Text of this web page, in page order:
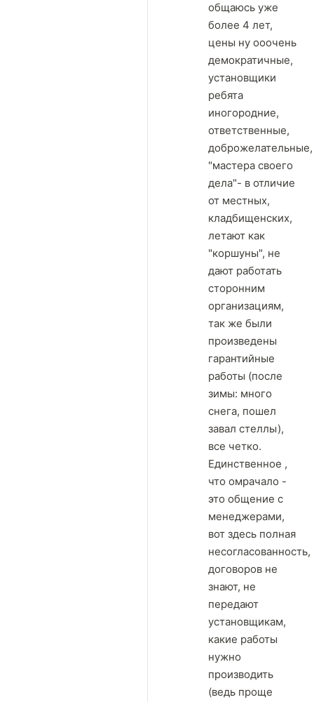
общаюсь уже
более 4 лет,
цены ну ооочень
демократичные,
установщики
ребята
иногородние,
ответственные,
доброжелательные,
"мастера своего
дела"- в отличие
от местных,
кладбищенских,
летают как
"коршуны", не
дают работать
сторонним
организациям,
так же были
произведены
гарантийные
работы (после
зимы: много
снега, пошел
завал стеллы),
все четко.
Единственное ,
что омрачало -
это общение с
менеджерами,
вот здесь полная
несогласованность,
договоров не
знают, не
передают
установщикам,
какие работы
нужно
производить
(ведь проще